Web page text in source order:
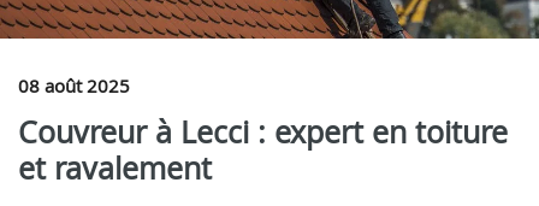
08 août 2025
Couvreur à Lecci : expert en toiture
et ravalement